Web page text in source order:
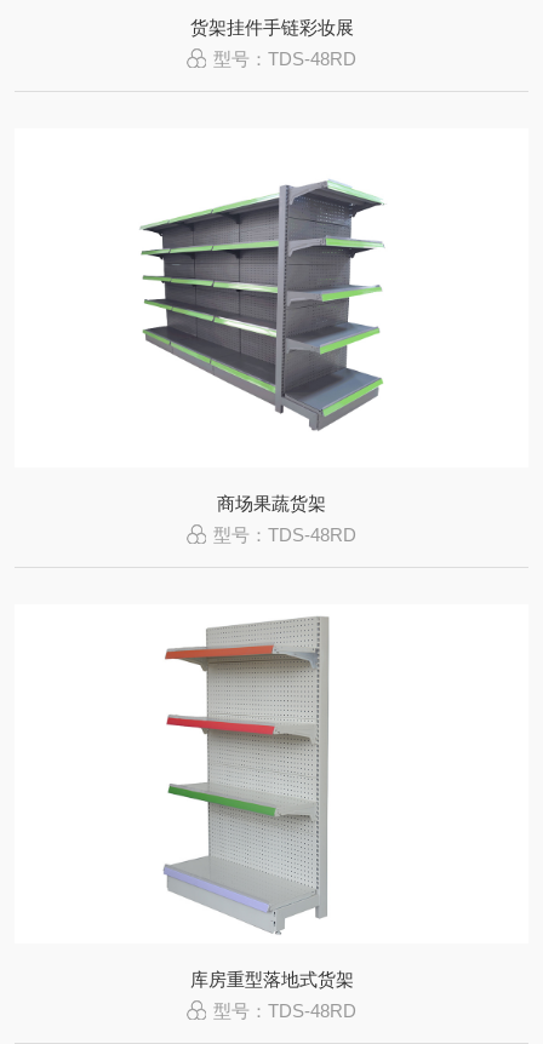
货架挂件手链彩妆展
型号：TDS-48RD
商场果蔬货架
型号：TDS-48RD
库房重型落地式货架
型号：TDS-48RD